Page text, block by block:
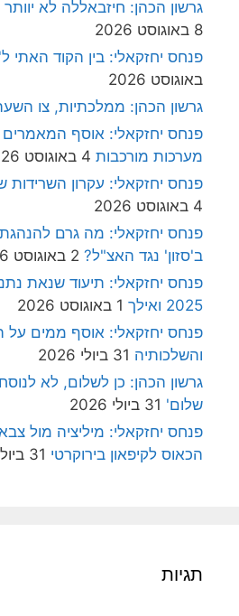
גרשון הכהן: חיזבאללה לא
8 באוגוסט 2026
פנחס יחזקאלי: בין הקוד האתי
באוגוסט 2026
גרשון הכהן: ממלכתיות, צו
פנחס יחזקאלי: אוסף המאמרים
מערכות מורכבות 4 באוגוסט 2026
פנחס יחזקאלי: עקרון השרידות
4 באוגוסט 2026
פנחס יחזקאלי: מה גרם להנהגת
ב'סזון' נגד האצ"ל? 2 באוגוסט 2026
פנחס יחזקאלי: תיעוד שנאת
2025 ואילך
1 באוגוסט 2026
פנחס יחזקאלי: אוסף ממים על
והשלכותיה 31 ביולי 2026
גרשון הכהן: כן לשלום, לא
שלום' 31 ביולי 2026
פנחס יחזקאלי: מיליציה מול
הכאוס לקיפאון בירוקרטי 31 ביולי 2026
תגיות